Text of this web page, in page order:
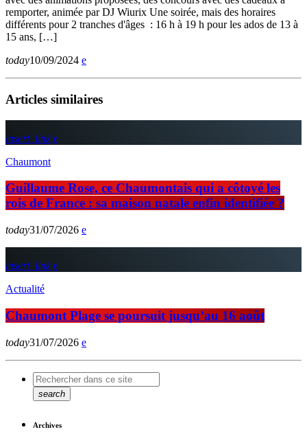
remporter, animée par DJ Wiurix Une soirée, mais des horaires
différents pour 2 tranches d'âges : 16 h à 19 h pour les ados de 13 à
15 ans, […]
today10/09/2024
Articles similaires
insert_link
Chaumont
Guillaume Rose, ce Chaumontais qui a côtoyé les
rois de France : sa maison natale enfin identifiée ?
today31/07/2026
insert_link
Actualité
Chaumont Plage se poursuit jusqu’au 16 août
today31/07/2026
search
Archives